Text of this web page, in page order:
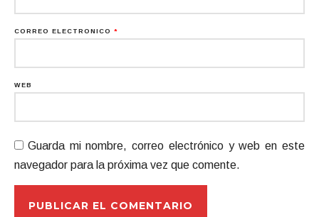
CORREO ELECTRÓNICO *
WEB
Guarda mi nombre, correo electrónico y web en este
navegador para la próxima vez que comente.